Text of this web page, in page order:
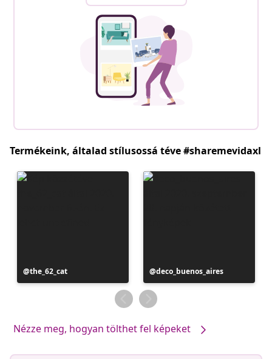
Termékeink, általad stílusossá téve #sharemevidaxl
Bejegyzés
közzétevője
the_62_cat
Bejegyzés
közzétevője
deco_buenos_aires
Nézze meg, hogyan tölthet fel képeket